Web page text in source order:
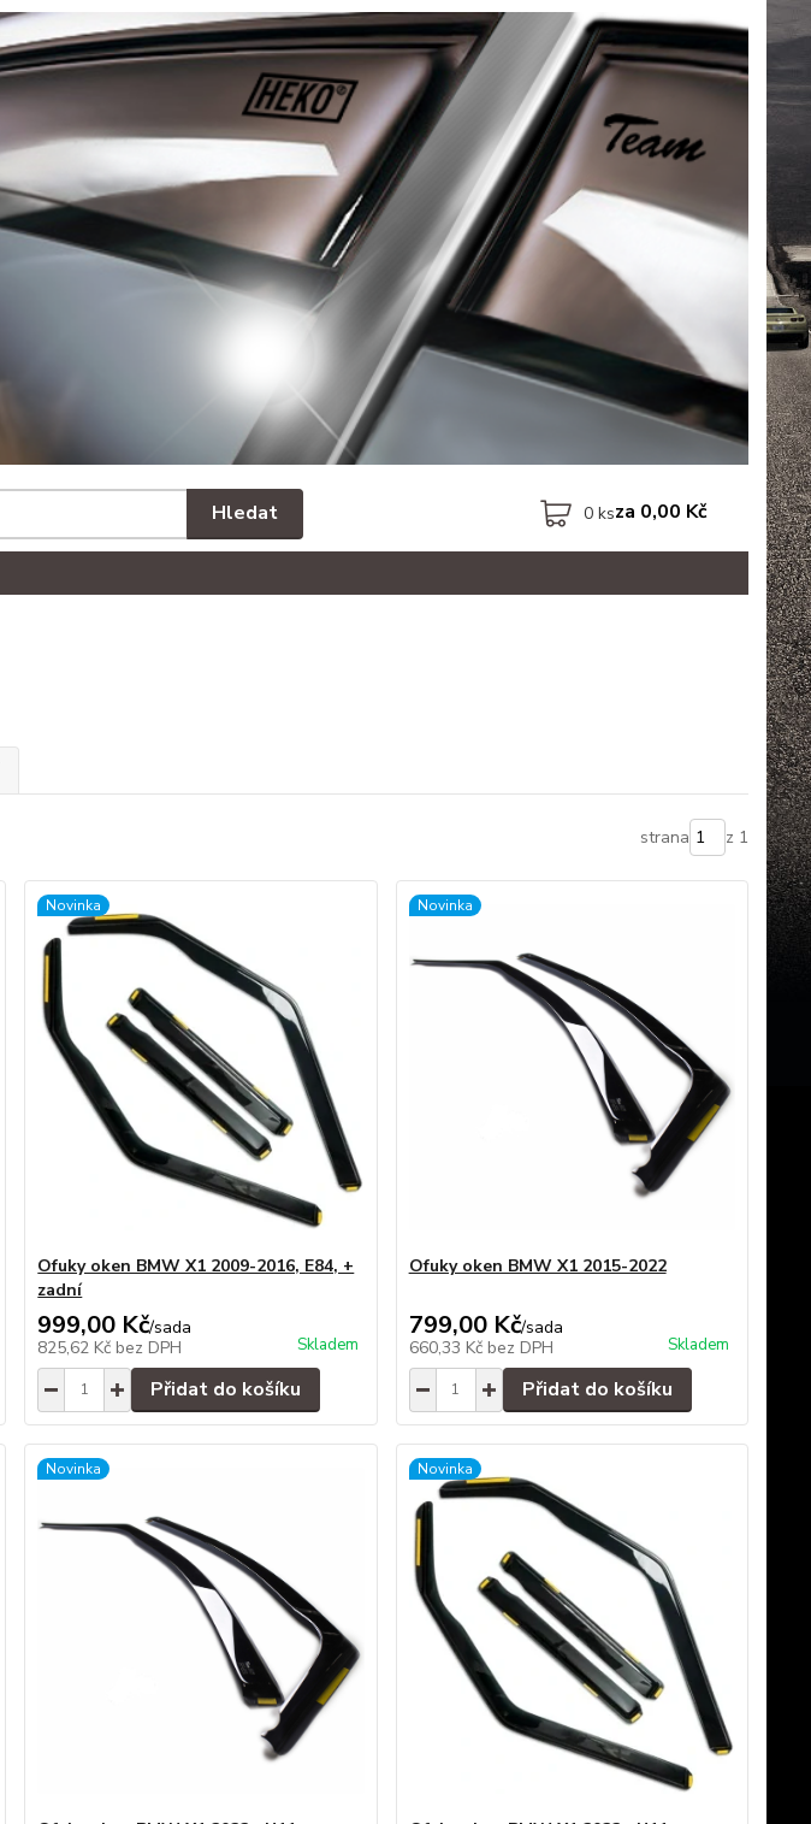
Hledat 0ksza 0,00 Kč
strana z 1
Novinka
Ofuky oken BMW X1 2009-2016, E84, +
zadní
999,00 Kč/sada
825,62 Kč bez DPH Skladem
Přidat do košíku
Novinka
Ofuky oken BMW X1 2015-2022
799,00 Kč/sada
660,33 Kč bez DPH Skladem
Přidat do košíku
Novinka Novinka